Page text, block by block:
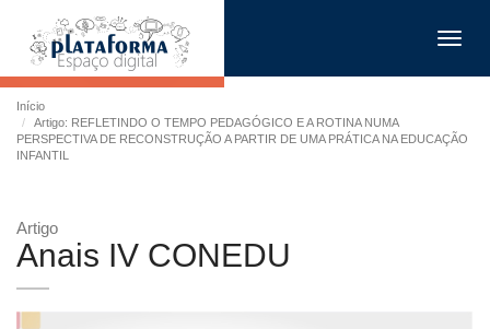
Início
Artigo: REFLETINDO O TEMPO PEDAGÓGICO E A ROTINA NUMA
PERSPECTIVA DE RECONSTRUÇÃO A PARTIR DE UMA PRÁTICA NA EDUCAÇÃO
INFANTIL
Artigo
Anais IV CONEDU